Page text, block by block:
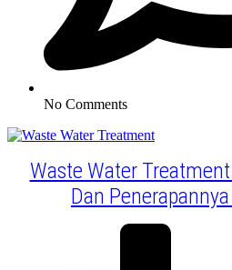
No Comments
Waste Water
Dan